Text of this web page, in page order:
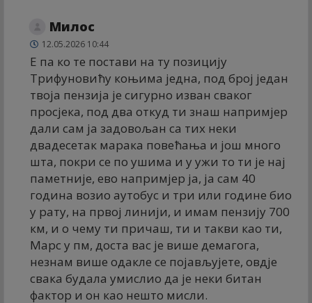
Милос
12.05.2026 10:44
Е па ко те постави на ту позицију
Трифуновићу коњима једна, под број један
твоја пензија је сигурно изван сваког
просјека, под два откуд ти знаш напримјер
дали сам ја задовољан са тих неки
двадесетак марака повећања и још много
шта, покри се по ушима и у ужи то ти је нај
паметније, ево напримјер ја, ја сам 40
година возио аутобус и три или године био
у рату, на првој линији, и имам пензију 700
км, и о чему ти причаш, ти и такви као ти,
Марс у пм, доста вас је више демагога,
незнам више одакле се појављујете, овдје
свака будала умислио да је неки битан
фактор и он као нешто мисли.